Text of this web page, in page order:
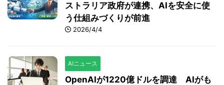
ストラリア政府が連携、AIを安全に使
う仕組みづくりが前進
2026/4/4
AIニュース
OpenAIが1220億ドルを調達 AIがも